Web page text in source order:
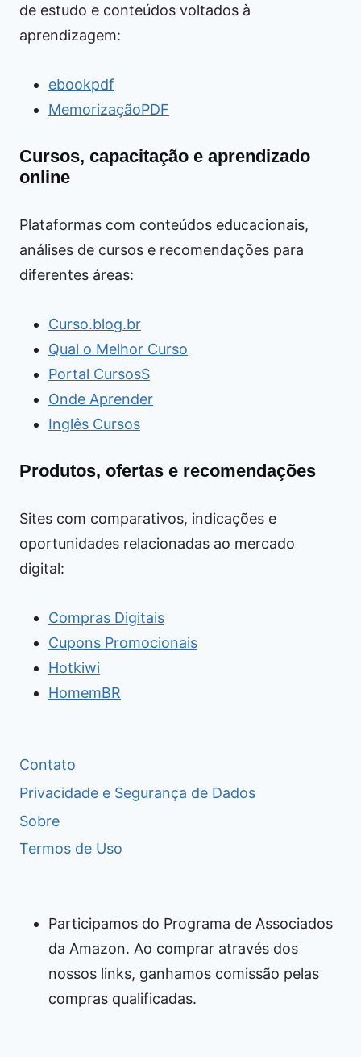
de estudo e conteúdos voltados à
aprendizagem:
ebookpdf
MemorizaçãoPDF
Cursos, capacitação e aprendizado
online
Plataformas com conteúdos educacionais,
análises de cursos e recomendações para
diferentes áreas:
Curso.blog.br
Qual o Melhor Curso
Portal CursosS
Onde Aprender
Inglês Cursos
Produtos, ofertas e recomendações
Sites com comparativos, indicações e
oportunidades relacionadas ao mercado
digital:
Compras Digitais
Cupons Promocionais
Hotkiwi
HomemBR
Contato
Privacidade e Segurança de Dados
Sobre
Termos de Uso
Participamos do Programa de Associados
da Amazon. Ao comprar através dos
nossos links, ganhamos comissão pelas
compras qualificadas.